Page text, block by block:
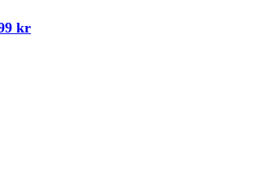
kr